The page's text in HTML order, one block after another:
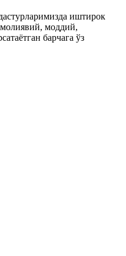
иштирок
молиявий, моддий,
барчага ўз